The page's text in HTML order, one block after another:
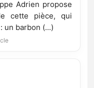
Adrien propose
cette pièce, qui
un barbon (...)